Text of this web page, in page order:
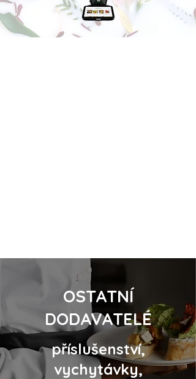
OSTATNÍ
DODAVATELÉ
příslušenství,
vychytávky,